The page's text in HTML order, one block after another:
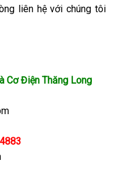
liên hệ với chúng tôi
Cơ Điện Thăng Long